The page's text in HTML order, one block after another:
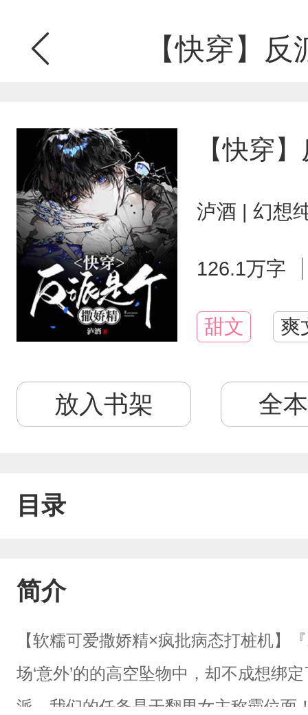
【快穿】
【快穿
泸酒 | 幻想
126.1万字
甜文 爽
放入书架 全
目录
简介
【软糯可爱撒娇精×疯批病态打桩机】
场‘意外’的的高空坠物中，却不成想绑
派，我们的任务是干翻男女主称霸位面